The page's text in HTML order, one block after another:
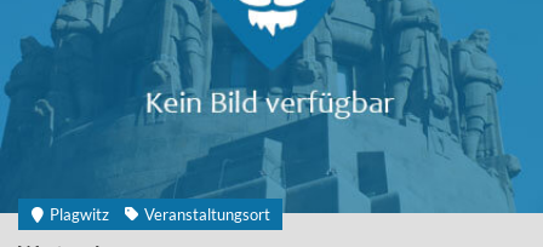
Plagwitz Veranstaltungsort